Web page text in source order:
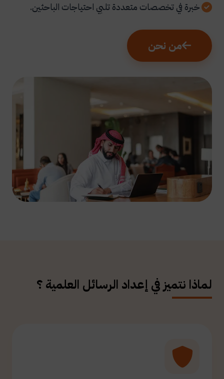
خبرة في تخصصات متعددة تلبي احتياجات الباحثين.
من نحن
لماذا نتميز في إعداد الرسائل العلمية ؟